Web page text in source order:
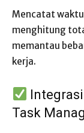
Mencatat
menghitung
memantau
kerja.
Task